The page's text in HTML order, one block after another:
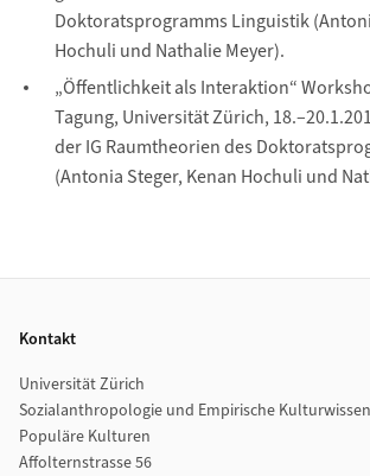
Doktoratsprogramms Linguistik
Hochuli und Nathalie Meyer).
„Öffentlichkeit als Interaktion“
Tagung, Universität Zürich,
der IG Raumtheorien des
(Antonia Steger, Kenan Hochuli und
Kontakt
Universität Zürich
Sozialanthropologie und Empirische
Populäre Kulturen
Affolternstrasse 56